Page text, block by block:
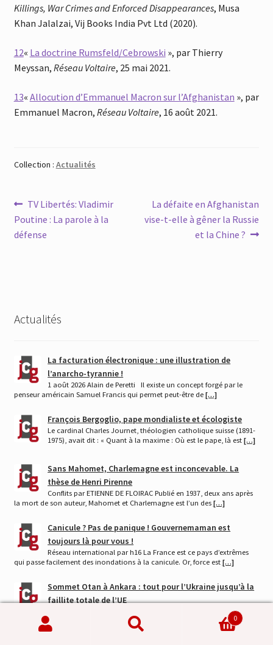
Killings, War Crimes and Enforced Disappearances, Musa
Khan Jalalzai, Vij Books India Pvt Ltd (2020).
12« La doctrine Rumsfeld/Cebrowski », par Thierry
Meyssan, Réseau Voltaire, 25 mai 2021.
13« Allocution d’Emmanuel Macron sur l’Afghanistan », par
Emmanuel Macron, Réseau Voltaire, 16 août 2021.
Collection : Actualités
Navigation
de
Article
précédent :
TV Libertés: Vladimir
Poutine : La parole à la
défense
Article
suivant :
La défaite en Afghanistan
vise-t-elle à gêner la Russie
et la Chine ?
Actualités
La facturation électronique : une illustration de
l’anarcho-tyrannie !
1 août 2026 Alain de Peretti Il existe un concept forgé par le
penseur américain Samuel Francis qui permet peut-être de […]
François Bergoglio, pape mondialiste et écologiste
Le cardinal Charles Journet, théologien catholique suisse (1891-
1975), avait dit : « Quant à la maxime : Où est le pape, là est[…]
Sans Mahomet, Charlemagne est inconcevable. La
thèse de Henri Pirenne
Conflits par ETIENNE DE FLOIRAC Publié en 1937, deux ans après
la mort de son auteur, Mahomet et Charlemagne est l’un des […]
Canicule ? Pas de panique ! Gouvernemaman est
toujours là pour vous !
Réseau international par h16 La France est ce pays d’extrêmes
qui passe facilement des inondations à la canicule. Or, force est […]
Sommet Otan à Ankara : tout pour l’Ukraine jusqu’à la
faillite totale de l’UE
On n’a jamais vu pareille hystérie collective en Europe, où la
seule raison d’être de l’Union est désormais de soutenir
Recherche
Recherche
0